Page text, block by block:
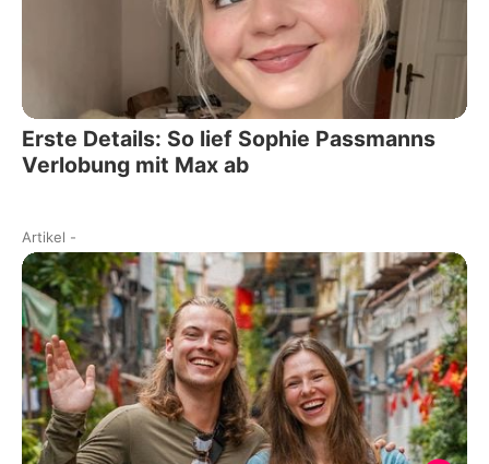
Erste Details: So lief Sophie Passmanns
Verlobung mit Max ab
Artikel -